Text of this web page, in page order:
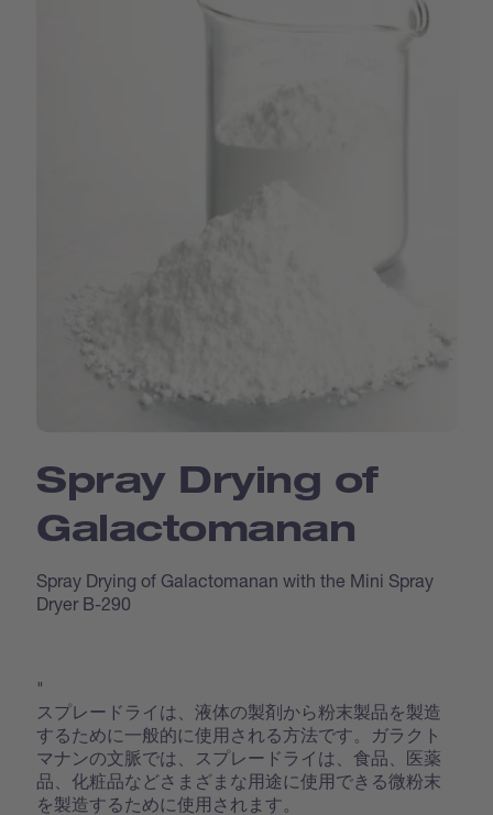
Spray Drying of
Galactomanan
Spray Drying of Galactomanan with the Mini Spray
Dryer B-290
"
スプレードライは、液体の製剤から粉末製品を製造
するために一般的に使用される方法です。ガラクト
マナンの文脈では、スプレードライは、食品、医薬
品、化粧品などさまざまな用途に使用できる微粉末
を製造するために使用されます。